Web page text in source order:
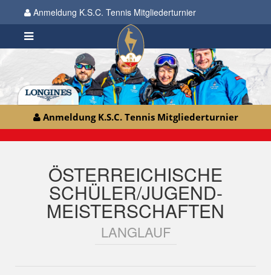
Anmeldung K.S.C. Tennis Mitgliederturnier
Anmeldung K.S.C. Tennis Mitgliederturnier
ÖSTERREICHISCHE
SCHÜLER/JUGEND-
MEISTERSCHAFTEN
LANGLAUF